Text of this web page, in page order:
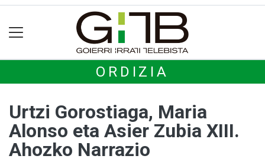
ORDIZIA
Urtzi Gorostiaga, Maria
Alonso eta Asier Zubia XIII.
Ahozko Narrazio